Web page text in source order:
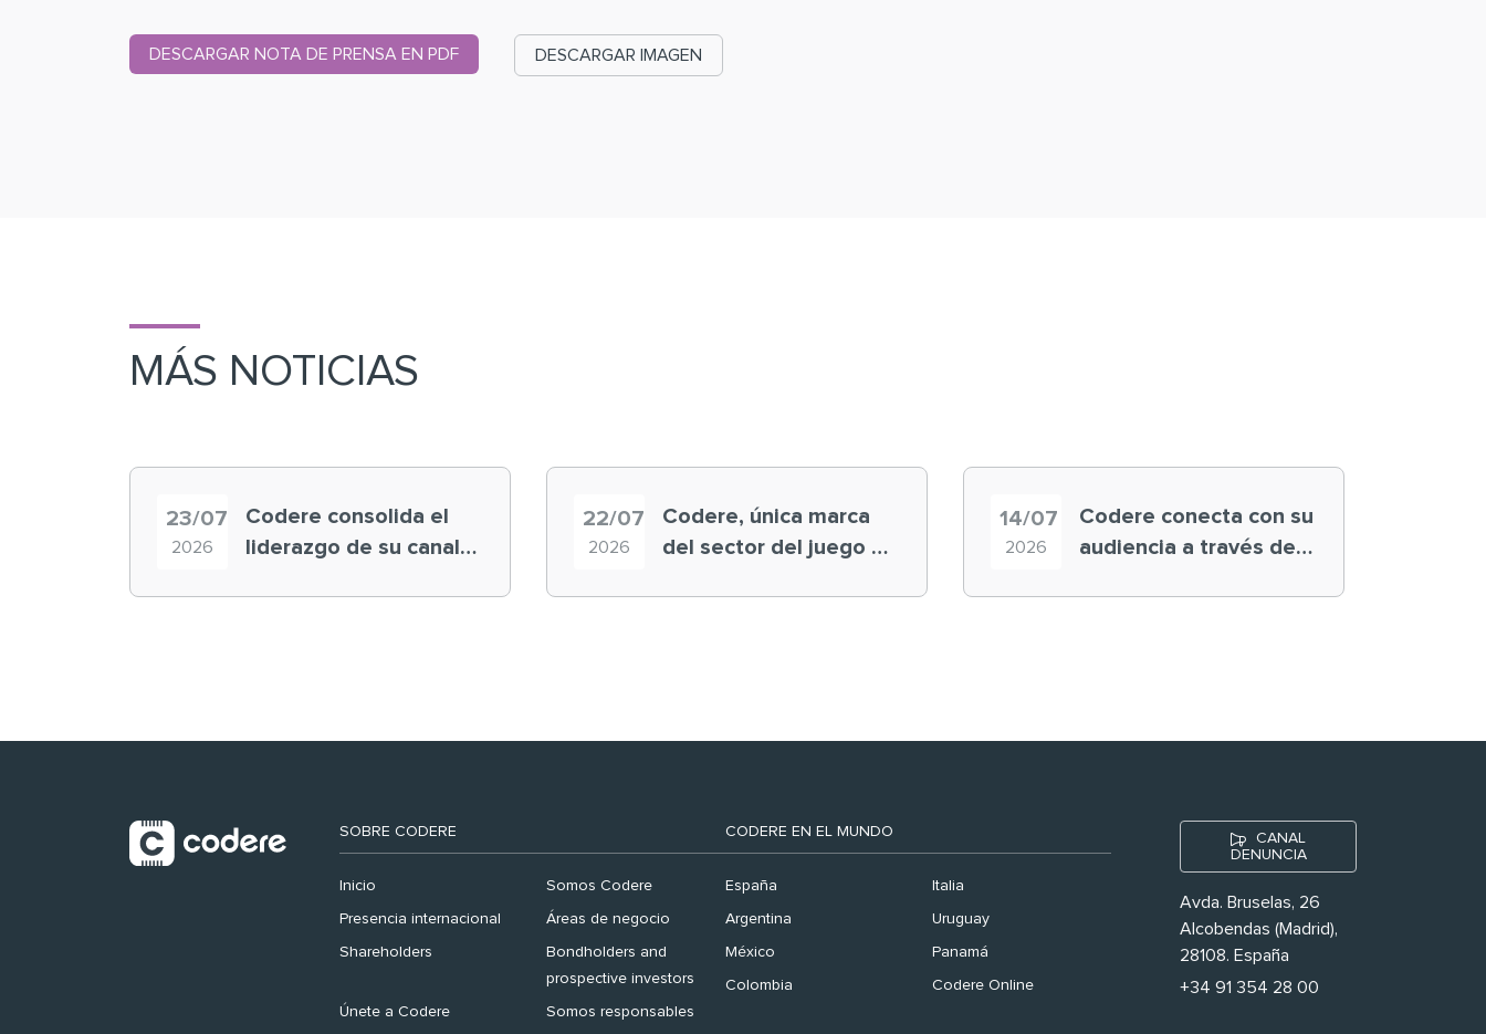
DESCARGAR NOTA DE PRENSA EN PDF DESCARGAR IMAGEN
MÁS NOTICIAS
23/07
2026
Codere consolida el
liderazgo de su canal
22/07
2026
Codere, única marca
del sector del juego en
14/07
2026
Codere conecta con su
audiencia a través de
SOBRE CODERE
Inicio Somos Codere
Presencia internacional Áreas de negocio
Shareholders
Bondholders and
prospective investors
Únete a Codere Somos responsables
CODERE EN EL MUNDO
España Italia
Argentina Uruguay
México Panamá
Colombia Codere Online
CANAL
DENUNCIA
Avda. Bruselas, 26
Alcobendas (Madrid),
28108. España
+34 91 354 28 00